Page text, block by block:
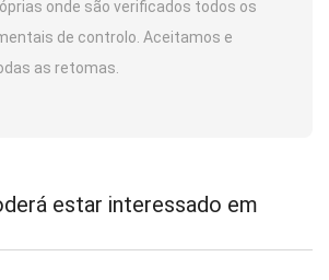
onde são verificados todos os
de controlo. Aceitamos e
as retomas.
estar interessado em